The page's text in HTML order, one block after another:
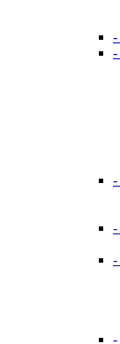
-
-
-
-
-
-